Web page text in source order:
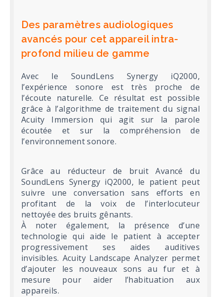
Des paramètres audiologiques
avancés pour cet appareil intra-
profond milieu de gamme
Avec le SoundLens Synergy iQ2000,
l’expérience sonore est très proche de
l’écoute naturelle. Ce résultat est possible
grâce à l’algorithme de traitement du signal
Acuity Immersion qui agit sur la parole
écoutée et sur la compréhension de
l’environnement sonore.
Grâce au réducteur de bruit Avancé du
SoundLens Synergy iQ2000, le patient peut
suivre une conversation sans efforts en
profitant de la voix de l’interlocuteur
nettoyée des bruits gênants.
À noter également, la présence d’une
technologie qui aide le patient à accepter
progressivement ses aides auditives
invisibles. Acuity Landscape Analyzer permet
d’ajouter les nouveaux sons au fur et à
mesure pour aider l’habituation aux
appareils.